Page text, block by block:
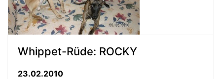
Whippet-Rüde: ROCKY
23.02.2010